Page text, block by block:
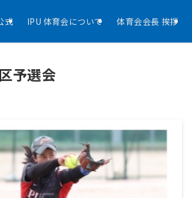
式 IPU 体育会について 体育会会長 挨拶
予選会